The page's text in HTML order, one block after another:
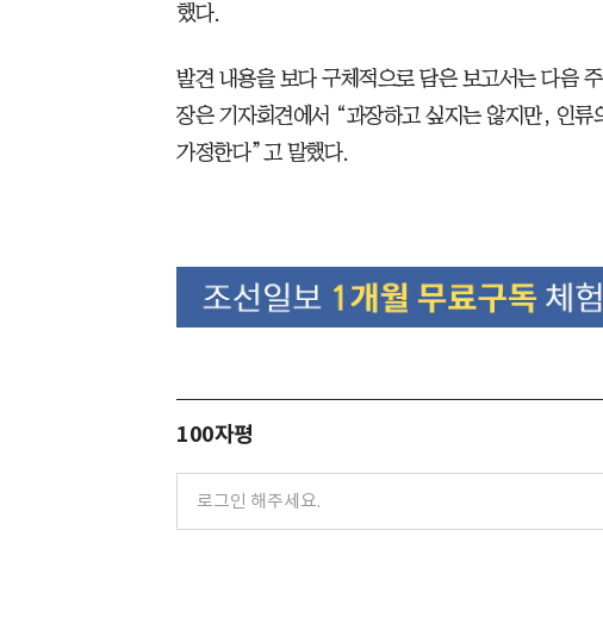
했다.
발견 내용을 보다 구체적으로 담은 보고서는 다음
장은 기자회견에서 “과장하고 싶지는 않지만, 인류
가정한다”고 말했다.
100자평